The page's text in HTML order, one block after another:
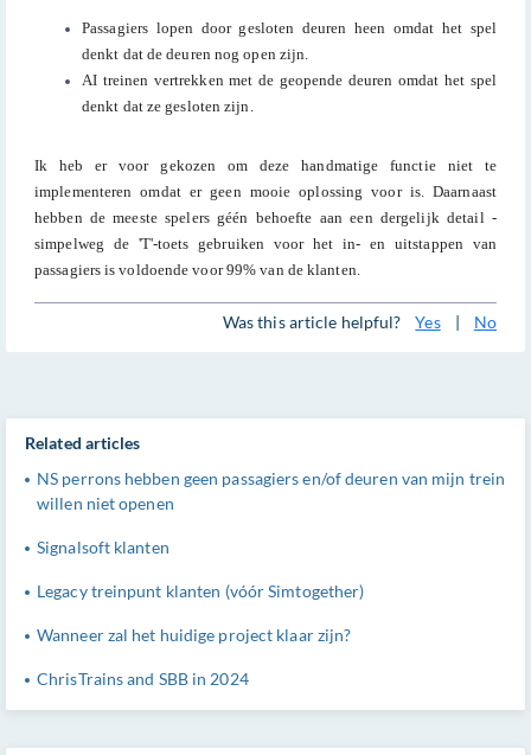
Passagiers lopen door gesloten deuren heen omdat het spel
denkt dat de deuren nog open zijn.
AI treinen vertrekken met de geopende deuren omdat het spel
denkt dat ze gesloten zijn.
Ik heb er voor gekozen om deze handmatige functie niet te
implementeren omdat er geen mooie oplossing voor is. Daarnaast
hebben de meeste spelers géén behoefte aan een dergelijk detail -
simpelweg de 'T'-toets gebruiken voor het in- en uitstappen van
passagiers is voldoende voor 99% van de klanten.
Was this article helpful? Yes | No
Related articles
NS perrons hebben geen passagiers en/of deuren van mijn trein
willen niet openen
Signalsoft klanten
Legacy treinpunt klanten (vóór Simtogether)
Wanneer zal het huidige project klaar zijn?
ChrisTrains and SBB in 2024